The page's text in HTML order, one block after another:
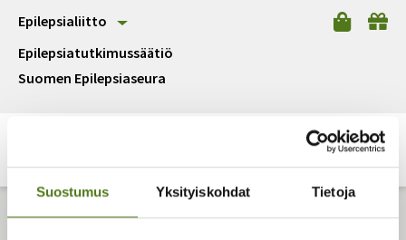
Suostumus Yksityiskohdat Tietoja
Epilepsialiitto
Epilepsiatutkimussäätiö
Suomen Epilepsiaseura